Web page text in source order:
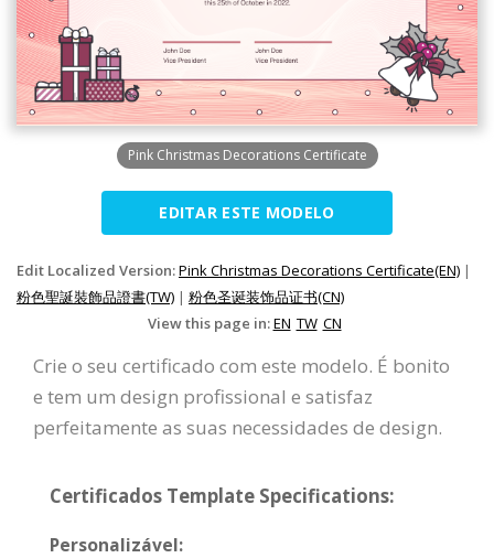
Pink Christmas Decorations Certificate
EDITAR ESTE MODELO
Edit Localized Version:Pink Christmas Decorations Certificate(EN) |
粉色聖誕裝飾品證書(TW) | 粉色圣诞装饰品证书(CN)
View this page in:EN TW CN
Crie o seu certificado com este modelo. É bonito
e tem um design profissional e satisfaz
perfeitamente as suas necessidades de design.
Certificados Template Specifications:
Personalizável: